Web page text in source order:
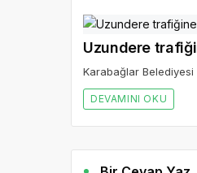
Uzundere
Karabağlar
DEVAMINI OKU